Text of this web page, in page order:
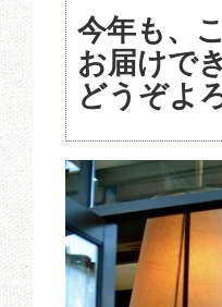
今年も、
お届けで
どうぞよ